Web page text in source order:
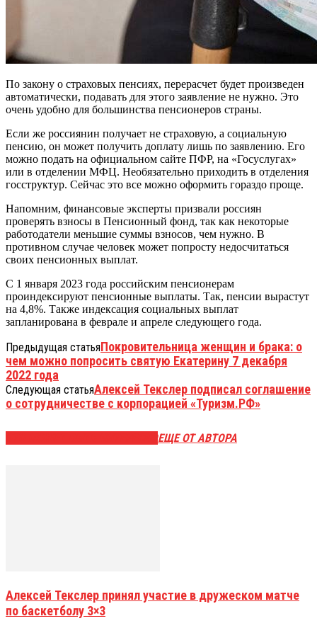
По закону о страховых пенсиях, перерасчет будет произведен
автоматически, подавать для этого заявление не нужно. Это
очень удобно для большинства пенсионеров страны.
Если же россиянин получает не страховую, а социальную
пенсию, он может получить доплату лишь по заявлению. Его
можно подать на официальном сайте ПФР, на «Госуслугах»
или в отделении МФЦ. Необязательно приходить в отделения
госструктур. Сейчас это все можно оформить гораздо проще.
Напомним, финансовые эксперты призвали россиян
проверять взносы в Пенсионный фонд, так как некоторые
работодатели меньшие суммы взносов, чем нужно. В
противном случае человек может попросту недосчитаться
своих пенсионных выплат.
С 1 января 2023 года российским пенсионерам
проиндексируют пенсионные выплаты. Так, пенсии вырастут
на 4,8%. Также индексация социальных выплат
запланирована в феврале и апреле следующего года.
Предыдущая статьяПокровительница женщин и брака: о
чем можно попросить святую Екатерину 7 декабря
2022 года
Следующая статьяАлексей Текслер подписал соглашение
о сотрудничестве с корпорацией «Туризм.РФ»
ЕЩЕ ОТ АВТОРА
Алексей Текслер принял участие в дружеском матче
по баскетболу 3×3